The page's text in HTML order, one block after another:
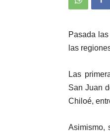
Pasada
las
Las
San Juan
Chiloé,
Asimismo,